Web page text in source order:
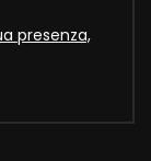
presenza,